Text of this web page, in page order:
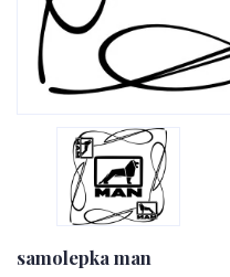
samolepka man